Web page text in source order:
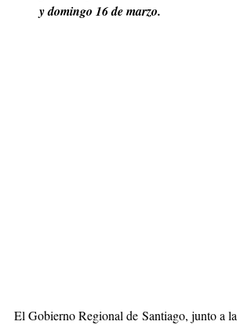
y domingo 16 de marzo.
El Gobierno Regional de Santiago, junto a la